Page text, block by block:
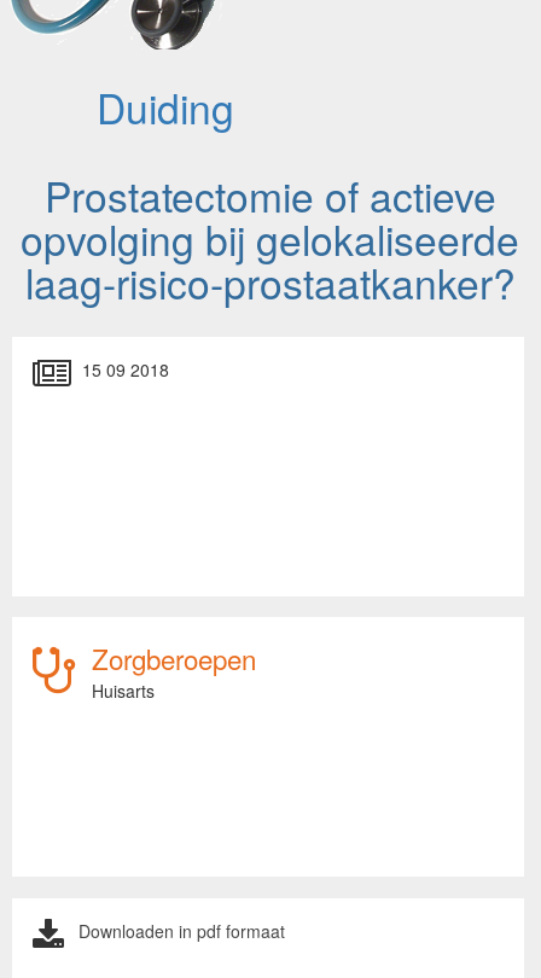
Duiding
Prostatectomie of actieve
opvolging bij gelokaliseerde
laag-risico-prostaatkanker?
15 09 2018
Zorgberoepen
Huisarts
Downloaden in pdf formaat